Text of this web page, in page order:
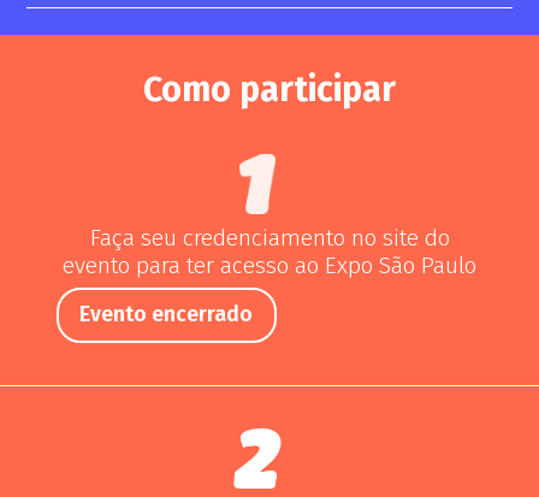
Como participar
Faça seu credenciamento no site do
evento para ter acesso ao Expo São Paulo
Evento encerrado